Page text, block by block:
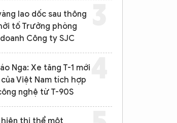
lao dốc sau thông
tố Trưởng phòng
Công ty SJC
Nga: Xe tăng T-1 mới
Việt Nam tích hợp
nghệ từ T-90S
hiện thi thể một